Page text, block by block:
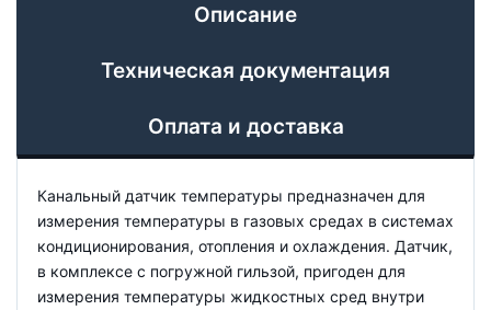
Описание
Техническая документация
Оплата и доставка
Канальный датчик температуры предназначен для
измерения температуры в газовых средах в системах
кондиционирования, отопления и охлаждения. Датчик,
в комплексе с погружной гильзой, пригоден для
измерения температуры жидкостных сред внутри